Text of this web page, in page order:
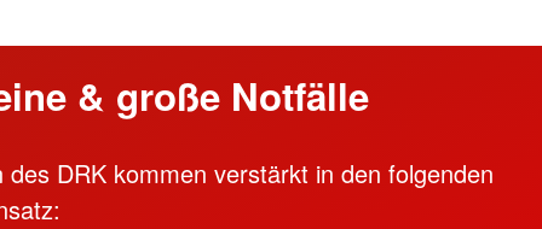
& große Notfälle
DRK kommen verstärkt in den folgenden